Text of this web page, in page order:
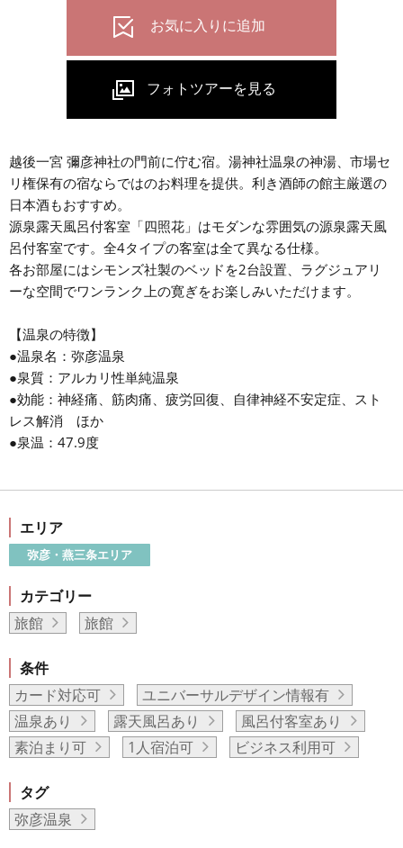
越後一宮 彌彦神社の門前に佇む宿。湯神社温泉の神湯、市場セ
リ権保有の宿ならではのお料理を提供。利き酒師の館主厳選の
日本酒もおすすめ。
源泉露天風呂付客室「四照花」はモダンな雰囲気の源泉露天風
呂付客室です。全4タイプの客室は全て異なる仕様。
各お部屋にはシモンズ社製のベッドを2台設置、ラグジュアリ
ーな空間でワンランク上の寛ぎをお楽しみいただけます。
【温泉の特徴】
●温泉名：弥彦温泉
●泉質：アルカリ性単純温泉
●効能：神経痛、筋肉痛、疲労回復、自律神経不安定症、スト
レス解消 ほか
●泉温：47.9度
エリア
弥彦・燕三条エリア
カテゴリー
旅館
旅館
条件
カード対応可
ユニバーサルデザイン情報有
温泉あり
露天風呂あり
風呂付客室あり
素泊まり可
1人宿泊可 ビジネス利用可
タグ
弥彦温泉